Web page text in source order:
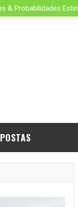
& Probabilidades